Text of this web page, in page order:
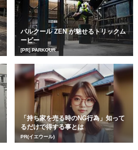
パルクール ZEN が魅せるトリックム
ービー
[PR] PARKOUR
「持ち家を売る時のNG行為」知って
るだけで得する事とは
PR(イエウール)